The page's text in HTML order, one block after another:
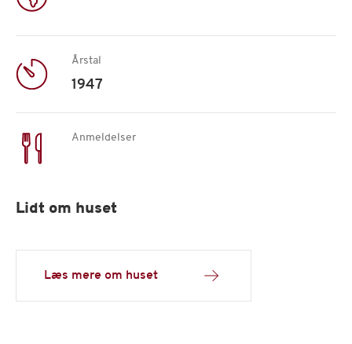
Årstal
1947
Anmeldelser
Lidt om huset
Læs mere om huset